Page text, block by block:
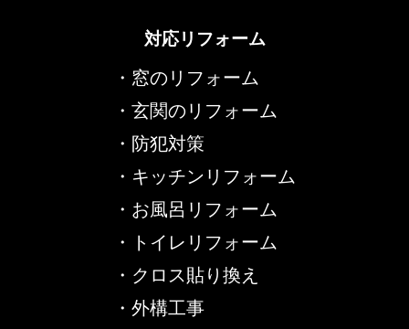
対応リフォーム
・ 窓のリフォーム
・ 玄関のリフォーム
・ 防犯対策
・ キッチンリフォーム
・ お風呂リフォーム
・
トイレリフォーム
・ クロス貼り換え
・ 外構工事